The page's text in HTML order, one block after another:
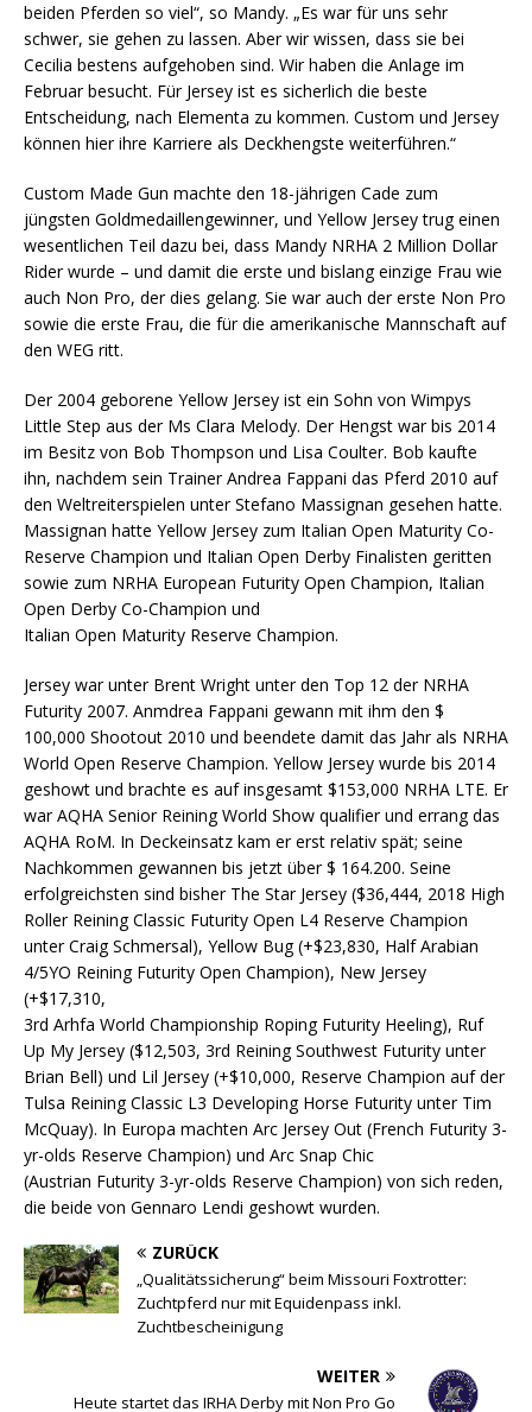
beiden Pferden so viel“, so Mandy. „Es war für uns sehr
schwer, sie gehen zu lassen. Aber wir wissen, dass sie bei
Cecilia bestens aufgehoben sind. Wir haben die Anlage im
Februar besucht. Für Jersey ist es sicherlich die beste
Entscheidung, nach Elementa zu kommen. Custom und Jersey
können hier ihre Karriere als Deckhengste weiterführen.“
Custom Made Gun machte den 18-jährigen Cade zum
jüngsten Goldmedaillengewinner, und Yellow Jersey trug einen
wesentlichen Teil dazu bei, dass Mandy NRHA 2 Million Dollar
Rider wurde – und damit die erste und bislang einzige Frau wie
auch Non Pro, der dies gelang. Sie war auch der erste Non Pro
sowie die erste Frau, die für die amerikanische Mannschaft auf
den WEG ritt.
Der 2004 geborene Yellow Jersey ist ein Sohn von Wimpys
Little Step aus der Ms Clara Melody. Der Hengst war bis 2014
im Besitz von Bob Thompson und Lisa Coulter. Bob kaufte
ihn, nachdem sein Trainer Andrea Fappani das Pferd 2010 auf
den Weltreiterspielen unter Stefano Massignan gesehen hatte.
Massignan hatte Yellow Jersey zum Italian Open Maturity Co-
Reserve Champion und Italian Open Derby Finalisten geritten
sowie zum NRHA European Futurity Open Champion, Italian
Open Derby Co-Champion und
Italian Open Maturity Reserve Champion.
Jersey war unter Brent Wright unter den Top 12 der NRHA
Futurity 2007. Anmdrea Fappani gewann mit ihm den $
100,000 Shootout 2010 und beendete damit das Jahr als NRHA
World Open Reserve Champion. Yellow Jersey wurde bis 2014
geshowt und brachte es auf insgesamt $153,000 NRHA LTE. Er
war AQHA Senior Reining World Show qualifier und errang das
AQHA RoM. In Deckeinsatz kam er erst relativ spät; seine
Nachkommen gewannen bis jetzt über $ 164.200. Seine
erfolgreichsten sind bisher The Star Jersey ($36,444, 2018 High
Roller Reining Classic Futurity Open L4 Reserve Champion
unter Craig Schmersal), Yellow Bug (+$23,830, Half Arabian
4/5YO Reining Futurity Open Champion), New Jersey
(+$17,310,
3rd Arhfa World Championship Roping Futurity Heeling), Ruf
Up My Jersey ($12,503, 3rd Reining Southwest Futurity unter
Brian Bell) und Lil Jersey (+$10,000, Reserve Champion auf der
Tulsa Reining Classic L3 Developing Horse Futurity unter Tim
McQuay). In Europa machten Arc Jersey Out (French Futurity 3-
yr-olds Reserve Champion) und Arc Snap Chic
(Austrian Futurity 3-yr-olds Reserve Champion) von sich reden,
die beide von Gennaro Lendi geshowt wurden.
ZURÜCK
„Qualitätssicherung“ beim Missouri Foxtrotter:
Zuchtpferd nur mit Equidenpass inkl.
Zuchtbescheinigung
WEITER
Heute startet das IRHA Derby mit Non Pro Go